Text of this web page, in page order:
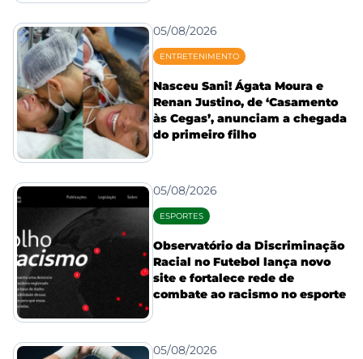
05/08/2026
ENTRETENIMENTO
Nasceu Sani! Ágata Moura e
Renan Justino, de ‘Casamento
às Cegas’, anunciam a chegada
do primeiro filho
05/08/2026
ESPORTES
Observatório da Discriminação
Racial no Futebol lança novo
site e fortalece rede de
combate ao racismo no esporte
05/08/2026